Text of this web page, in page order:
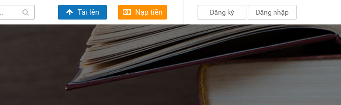
Tải lên Nạp tiền Đăng ký Đăng nhập